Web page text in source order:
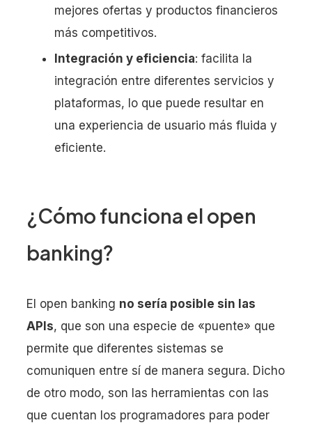
mejores ofertas y productos financieros
más competitivos.
Integración y eficiencia: facilita la
integración entre diferentes servicios y
plataformas, lo que puede resultar en
una experiencia de usuario más fluida y
eficiente.
¿Cómo funciona el open
banking?
El open banking no sería posible sin las
APIs, que son una especie de «puente» que
permite que diferentes sistemas se
comuniquen entre sí de manera segura. Dicho
de otro modo, son las herramientas con las
que cuentan los programadores para poder